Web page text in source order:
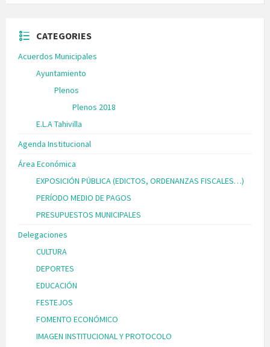
CATEGORIES
Acuerdos Municipales
Ayuntamiento
Plenos
Plenos 2018
E.L.A Tahivilla
Agenda Institucional
Área Económica
EXPOSICIÓN PÚBLICA (EDICTOS, ORDENANZAS FISCALES…)
PERÍODO MEDIO DE PAGOS
PRESUPUESTOS MUNICIPALES
Delegaciones
CULTURA
DEPORTES
EDUCACIÓN
FESTEJOS
FOMENTO ECONÓMICO
IMAGEN INSTITUCIONAL Y PROTOCOLO